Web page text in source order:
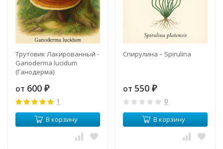
Трутовик Лакированный -
Ganoderma lucidum
(Ганодерма)
от 600 ₽
1
В корзину
Спирулина – Spirulina
от 550 ₽
0
В корзину